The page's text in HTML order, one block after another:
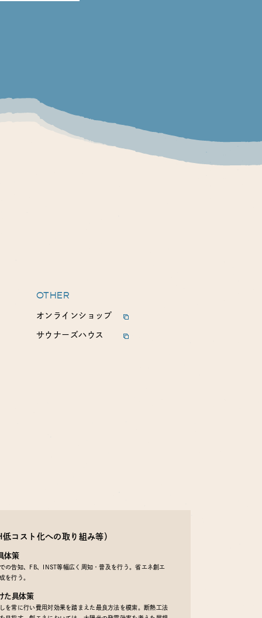
OTHER
オンラインショップ
サウナーズハウス
低コスト化への取り組み等）
体策
の告知、FB、INST等幅広く周知・普及を行う。省エネ創エ
を行う。
た具体策
を常に行い費用対効果を踏まえた最良方法を模索。断熱工法